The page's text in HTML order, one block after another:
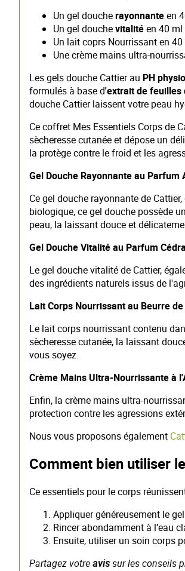
Un gel doucherayonnanteen
Un gel douchevitalitéen 40
Un lait coprs Nourrissant en
Une crème mains ultra-
Les gels douche Cattier au PH
formulés à base d'extrait de feuilles
douche Cattier laissent votre peau
Ce coffret Mes Essentiels Corps de
sècheresse cutanée et dépose un
la protège contre le froid et les
Gel Douche Rayonnante au
Ce gel douche rayonnante de
biologique, ce gel douche possède
peau, la laissant douce et
Gel Douche Vitalité au Parfum
Le gel douche vitalité de Cattier,
des ingrédients naturels issus de
Lait Corps Nourrissant au Beurre
Le lait corps nourrissant contenu
sècheresse cutanée, la laissant
vous soyez.
Crème Mains Ultra-Nourrissante à
Enfin, la crème mains ultra-
protection contre les agressions
Nous vous proposons également
Comment bien utiliser
Ce essentiels pour le corps
Appliquer généreusement le
Rincer abondamment à l’eau
Ensuite, utiliser un soin corps
Partagez votreavissur les conseils